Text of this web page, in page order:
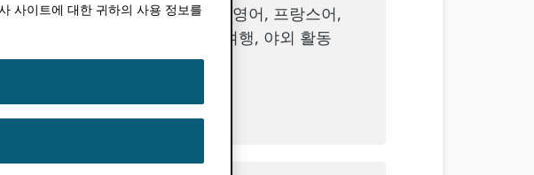
합니다. 나탈리아는 스페인어, 영어, 프랑스어,
에는 자수, 정원 가꾸기, 요리, 여행, 야외 활동
사이트에 대한 귀하의 사용 정보를